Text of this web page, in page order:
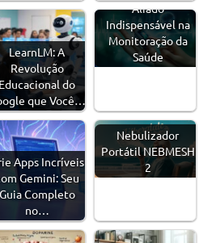
LearnLM: A
Revolução
Educacional do
que Você…
Aliado
Indispensável na
Monitoração da
Saúde
Apps Incríveis
Gemini: Seu
Guia Completo
no…
Nebulizador
Portátil NEBMESH
2